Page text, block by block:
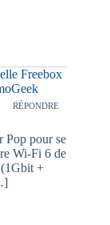
Freebox
RÉPONDRE
Pop pour se
Wi-Fi 6 de
(1Gbit +